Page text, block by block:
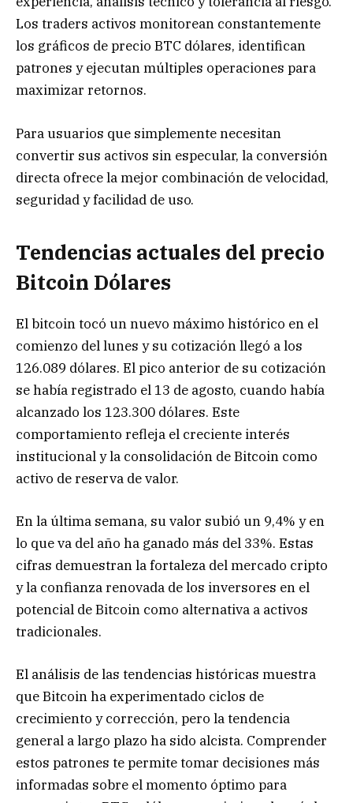
Los traders activos monitorean constantemente
los gráficos de precio BTC dólares, identifican
patrones y ejecutan múltiples operaciones para
maximizar retornos.
Para usuarios que simplemente necesitan
convertir sus activos sin especular, la conversión
directa ofrece la mejor combinación de velocidad,
seguridad y facilidad de uso.
Tendencias actuales del precio
Bitcoin Dólares
El bitcoin tocó un nuevo máximo histórico en el
comienzo del lunes y su cotización llegó a los
126.089 dólares. El pico anterior de su cotización
se había registrado el 13 de agosto, cuando había
alcanzado los 123.300 dólares. Este
comportamiento refleja el creciente interés
institucional y la consolidación de Bitcoin como
activo de reserva de valor.
En la última semana, su valor subió un 9,4% y en
lo que va del año ha ganado más del 33%. Estas
cifras demuestran la fortaleza del mercado cripto
y la confianza renovada de los inversores en el
potencial de Bitcoin como alternativa a activos
tradicionales.
El análisis de las tendencias históricas muestra
que Bitcoin ha experimentado ciclos de
crecimiento y corrección, pero la tendencia
general a largo plazo ha sido alcista. Comprender
estos patrones te permite tomar decisiones más
informadas sobre el momento óptimo para